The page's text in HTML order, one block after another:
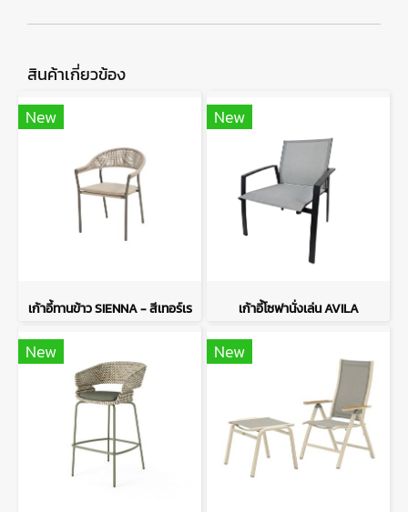
สินค้าเกี่ยวข้อง
New
เก้าอี้ทานข้าว SIENNA - สีเทอร์เร
New
เก้าอี้โซฟานั่งเล่น AVILA
New New